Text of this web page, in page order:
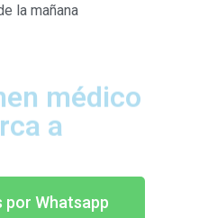
la mañana
médico
a
por Whatsapp